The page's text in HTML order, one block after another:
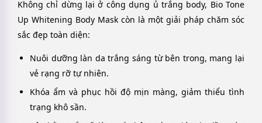
Không chỉ dừng lại ở công dụng ủ trắng body, Bio Tone
Up Whitening Body Mask còn là một giải pháp chăm sóc
sắc đẹp toàn diện:
Nuôi dưỡng làn da trắng sáng từ bên trong, mang lại
vẻ rạng rỡ tự nhiên.
Khóa ẩm và phục hồi độ mịn màng, giảm thiểu tình
trạng khô sần.